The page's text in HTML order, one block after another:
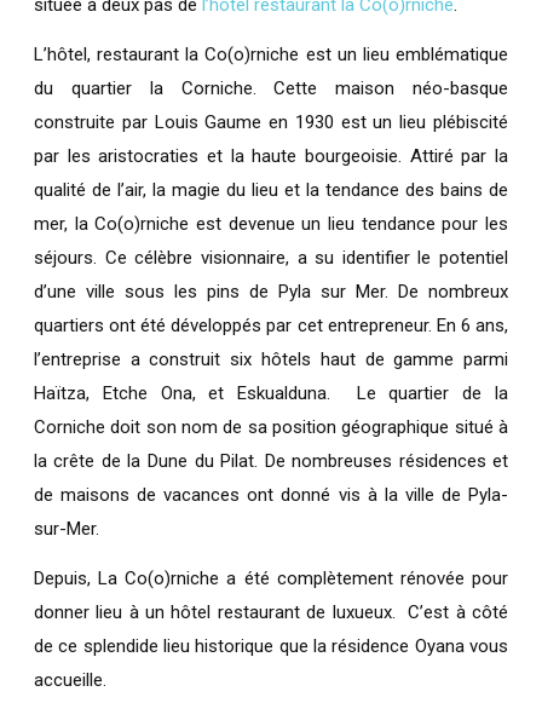
située à deux pas de l’hôtel restaurant la Co(o)rniche.
L’hôtel, restaurant la Co(o)rniche est un lieu emblématique
du quartier la Corniche. Cette maison néo-basque
construite par Louis Gaume en 1930 est un lieu plébiscité
par les aristocraties et la haute bourgeoisie. Attiré par la
qualité de l’air, la magie du lieu et la tendance des bains de
mer, la Co(o)rniche est devenue un lieu tendance pour les
séjours. Ce célèbre visionnaire, a su identifier le potentiel
d’une ville sous les pins de Pyla sur Mer. De nombreux
quartiers ont été développés par cet entrepreneur. En 6 ans,
l’entreprise a construit six hôtels haut de gamme parmi
Haïtza, Etche Ona, et Eskualduna. Le quartier de la
Corniche doit son nom de sa position géographique situé à
la crête de la Dune du Pilat. De nombreuses résidences et
de maisons de vacances ont donné vis à la ville de Pyla-
sur-Mer.
Depuis, La Co(o)rniche a été complètement rénovée pour
donner lieu à un hôtel restaurant de luxueux. C’est à côté
de ce splendide lieu historique que la résidence Oyana vous
accueille.